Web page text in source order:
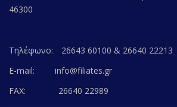
46300
Τηλέφωνο:
26643 60100 & 26640 22213
E-mail:
info@filiates.gr
FAX:
26640 22989